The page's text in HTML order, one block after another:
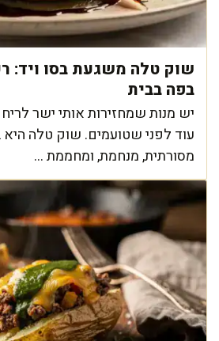
שוק טלה משגעת בסו ויד:
בפה בבית
יש מנות שמחזירות אותי ישר
עוד לפני שטועמים. שוק טלה היא
מסורתית, מנחמת, ומחממת ...